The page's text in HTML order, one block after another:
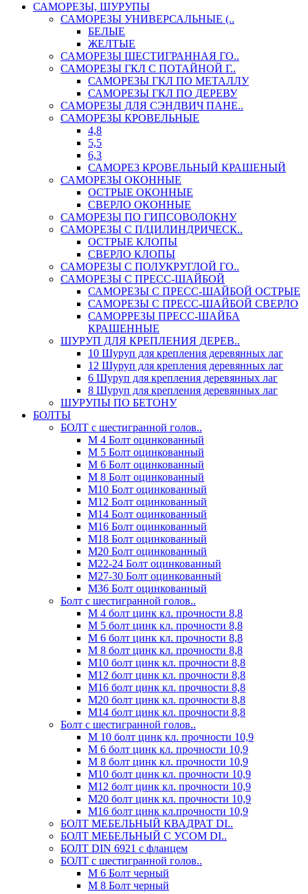
САМОРЕЗЫ, ШУРУПЫ
САМОРЕЗЫ УНИВЕРСАЛЬНЫЕ (..
БЕЛЫЕ
ЖЕЛТЫЕ
САМОРЕЗЫ ШЕСТИГРАННАЯ ГО..
САМОРЕЗЫ ГКЛ С ПОТАЙНОЙ Г..
САМОРЕЗЫ ГКЛ ПО МЕТАЛЛУ
САМОРЕЗЫ ГКЛ ПО ДЕРЕВУ
САМОРЕЗЫ ДЛЯ СЭНДВИЧ ПАНЕ..
САМОРЕЗЫ КРОВЕЛЬНЫЕ
4,8
5,5
6,3
САМОРЕЗ КРОВЕЛЬНЫЙ КРАШЕНЫЙ
САМОРЕЗЫ ОКОННЫЕ
ОСТРЫЕ ОКОННЫЕ
СВЕРЛО ОКОННЫЕ
САМОРЕЗЫ ПО ГИПСОВОЛОКНУ
САМОРЕЗЫ С П/ЦИЛИНДРИЧЕСК..
ОСТРЫЕ КЛОПЫ
СВЕРЛО КЛОПЫ
САМОРЕЗЫ С ПОЛУКРУГЛОЙ ГО..
САМОРЕЗЫ С ПРЕСС-ШАЙБОЙ
САМОРЕЗЫ С ПРЕСС-ШАЙБОЙ ОСТРЫЕ
САМОРЕЗЫ С ПРЕСС-ШАЙБОЙ СВЕРЛО
САМОРРЕЗЫ ПРЕСС-ШАЙБА
КРАШЕННЫЕ
ШУРУП ДЛЯ КРЕПЛЕНИЯ ДЕРЕВ..
10 Шуруп для крепления деревянных лаг
12 Шуруп для крепления деревянных лаг
6 Шуруп для крепления деревянных лаг
8 Шуруп для крепления деревянных лаг
ШУРУПЫ ПО БЕТОНУ
БОЛТЫ
БОЛТ с шестигранной голов..
М 4 Болт оцинкованный
М 5 Болт оцинкованный
М 6 Болт оцинкованный
М 8 Болт оцинкованный
М10 Болт оцинкованный
М12 Болт оцинкованный
М14 Болт оцинкованный
М16 Болт оцинкованный
М18 Болт оцинкованный
М20 Болт оцинкованный
М22-24 Болт оцинкованный
М27-30 Болт оцинкованный
М36 Болт оцинкованный
Болт с шестигранной голов..
М 4 болт цинк кл. прочности 8,8
М 5 болт цинк кл. прочности 8,8
М 6 болт цинк кл. прочности 8,8
М 8 болт цинк кл. прочности 8,8
М10 болт цинк кл. прочности 8,8
М12 болт цинк кл. прочности 8,8
М16 болт цинк кл. прочности 8,8
М20 болт цинк кл. прочности 8,8
М14 болт цинк кл. прочности 8,8
Болт с шестигранной голов..
М 10 болт цинк кл. прочности 10,9
М 6 болт цинк кл. прочности 10,9
М 8 болт цинк кл. прочности 10,9
М10 болт цинк кл. прочности 10,9
М12 болт цинк кл. прочности 10,9
М20 болт цинк кл. прочности 10,9
М16 болт цинк кл.прочности 10,9
БОЛТ МЕБЕЛЬНЫЙ КВАДРАТ DI..
БОЛТ МЕБЕЛЬНЫЙ С УСОМ DI..
БОЛТ DIN 6921 c фланцем
БОЛТ с шестигранной голов..
М 6 Болт черный
М 8 Болт черный